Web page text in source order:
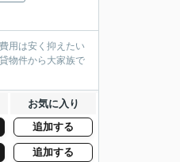
用は安く抑えたい
物件から大家族で
お気に入り
追加する
追加する